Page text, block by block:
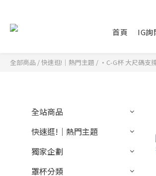
首頁 IG詢
全部商品 /快速逛!｜熱門主題 / •C-G杯 大尺碼支
全站商品
快速逛!｜熱門主題
獨家企劃
罩杯分類